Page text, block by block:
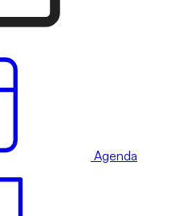
Agenda